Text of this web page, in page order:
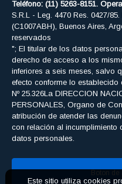
Teléfono: (11) 5263-8151.
S.R.L - Leg. 4470 Res. 0427/
(C1007ABH), Buenos Aires,
reservados
"; El titular de los datos
derecho de acceso a los
inferiores a seis meses, salvo
efecto conforme lo
Nº 25.326La DIRECCION
PERSONALES, Organo de
atribución de atender las
con relación al incumplimiento
datos personales.
Boton de
Este sitio utiliza cookies